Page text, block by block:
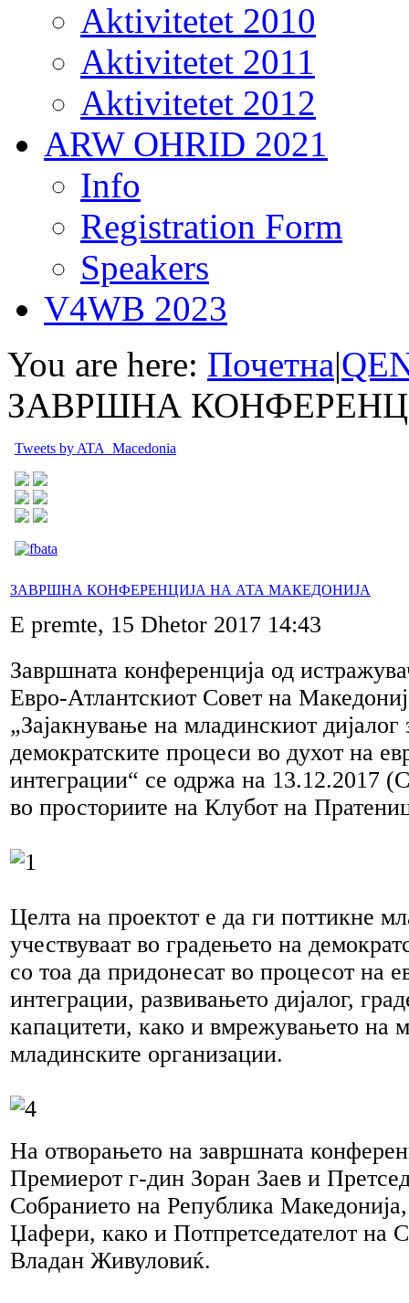
Aktivitetet 2010
Aktivitetet 2011
Aktivitetet 2012
ARW OHRID 2021
Info
Registration Form
Speakers
V4WB 2023
You are here: Почетна|
ЗАВРШНА
Tweets by ATA_Macedonia
ЗАВРШНА КОНФЕРЕНЦИЈА НА АТА МАКЕДОНИЈА
E premte, 15 Dhetor 2017 14:43
Завршната конференција од
Евро-Атлантскиот Совет на
„Зајакнување на младинскиот дијалог
демократските процеси во духот на
интеграции“ се одржа на 13.12.2017
во просториите на Клубот на
Целта на проектот е да ги поттикне
учествуваат во градењето на
со тоа да придонесат во процесот на
интеграции, развивањето дијалог,
капацитети, како и вмрежувањето на
младинските организации.
На отворањето на завршната
Премиерот г-дин Зоран Заев и
Собранието на Република
Џафери, како и Потпретседателот на
Владан Живуловиќ.